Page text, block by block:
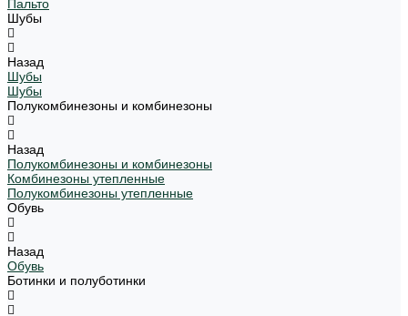
Пальто
Шубы
Назад
Шубы
Шубы
Полукомбинезоны и комбинезоны
Назад
Полукомбинезоны и комбинезоны
Комбинезоны утепленные
Полукомбинезоны утепленные
Обувь
Назад
Обувь
Ботинки и полуботинки